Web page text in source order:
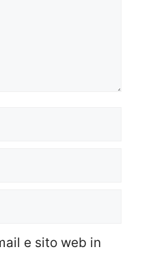
e sito web in